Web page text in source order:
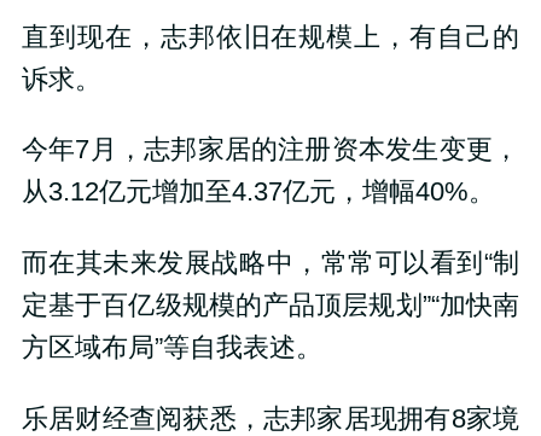
直到现在，志邦依旧在规模上，有自己的
诉求。
今年7月，志邦家居的注册资本发生变更，
从3.12亿元增加至4.37亿元，增幅40%。
而在其未来发展战略中，常常可以看到“制
定基于百亿级规模的产品顶层规划”“加快南
方区域布局”等自我表述。
乐居财经查阅获悉，志邦家居现拥有8家境